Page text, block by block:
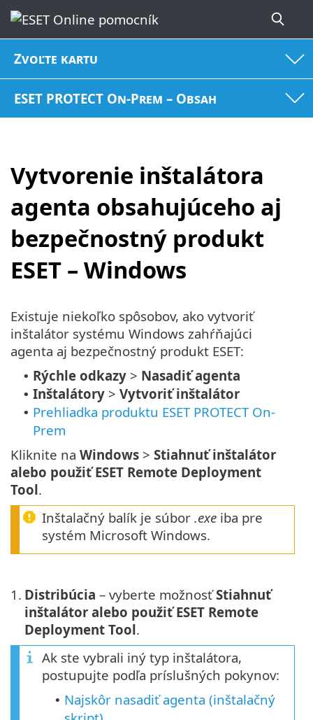
Zvoľte kartu
ESET PROTECT On-Prem – Obsah
Vytvorenie inštalátora
agenta obsahujúceho aj
bezpečnostný produkt
ESET – Windows
Existuje niekoľko spôsobov, ako vytvoriť
inštalátor systému Windows zahŕňajúci
agenta aj bezpečnostný produkt ESET:
• Rýchle odkazy > Nasadiť agenta
• Inštalátory > Vytvoriť inštalátor
• Prehliadka produktu ESET PROTECT On-
Prem
Kliknite na Windows > Stiahnuť inštalátor
alebo použiť ESET Remote Deployment
Tool.
Inštalačný balík je súbor .exe iba pre
systém Microsoft Windows.
1. Distribúcia – vyberte možnosťStiahnuť
inštalátor alebo použiť ESET Remote
Deployment Tool.
Ak ste vybrali iný typ inštalátora,
postupujte podľa príslušných pokynov:
• Najskôr nasadiť agenta (inštalačný